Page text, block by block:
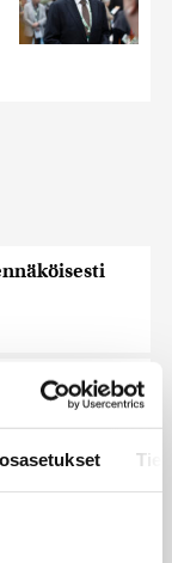
Romanian